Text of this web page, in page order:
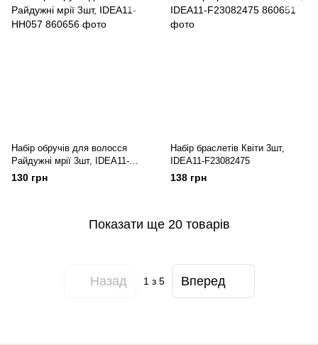
Набір обручів для волосся
Райдужні мрії 3шт, IDEA11-
HH057
130 грн
Набір браслетів Квіти 3шт,
IDEA11-F23082475
138 грн
Показати ще 20 товарів
Назад 1 з 5 Вперед